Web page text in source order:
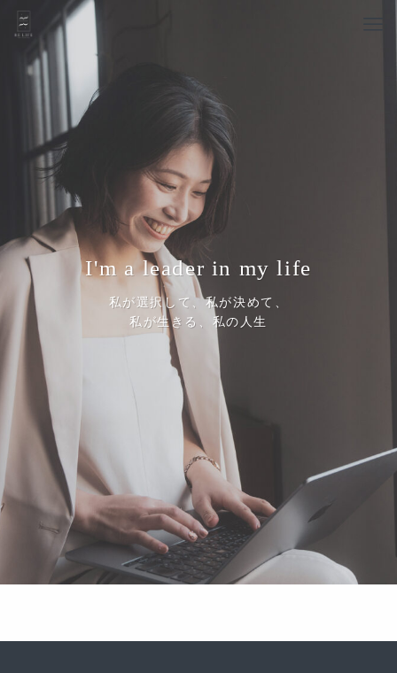
I'm a leader in my life
私が選択して、私が決めて、
私が生きる、私の人生